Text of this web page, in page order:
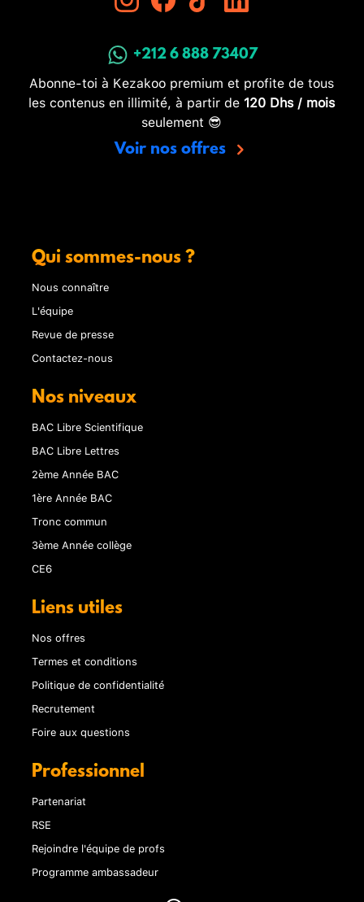
+212 6 888 73407
Abonne-toi à Kezakoo premium et profite de tous
les contenus en illimité, à partir de 120 Dhs / mois
seulement 😎
Voir nos offres
Qui sommes-nous ?
Nous connaître
L'équipe
Revue de presse
Contactez-nous
Nos niveaux
BAC Libre Scientifique
BAC Libre Lettres
2ème Année BAC
1ère Année BAC
Tronc commun
3ème Année collège
CE6
Liens utiles
Nos offres
Termes et conditions
Politique de confidentialité
Recrutement
Foire aux questions
Professionnel
Partenariat
RSE
Rejoindre l'équipe de profs
Programme ambassadeur